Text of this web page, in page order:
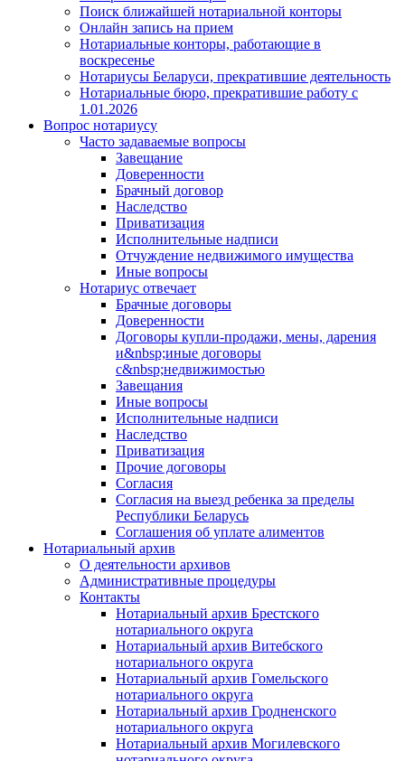
Поиск ближайшей нотариальной конторы
Онлайн запись на прием
Нотариальные конторы, работающие в
воскресенье
Нотариусы Беларуси, прекратившие деятельность
Нотариальные бюро, прекратившие работу с
1.01.2026
Вопрос нотариусу
Часто задаваемые вопросы
Завещание
Доверенности
Брачный договор
Наследство
Приватизация
Исполнительные надписи
Отчуждение недвижимого имущества
Иные вопросы
Нотариус отвечает
Брачные договоры
Доверенности
Договоры купли-продажи, мены, дарения
и&nbsp;иные договоры
с&nbsp;недвижимостью
Завещания
Иные вопросы
Исполнительные надписи
Наследство
Приватизация
Прочие договоры
Согласия
Согласия на выезд ребенка за пределы
Республики Беларусь
Соглашения об уплате алиментов
Нотариальный архив
О деятельности архивов
Административные процедуры
Контакты
Нотариальный архив Брестского
нотариального округа
Нотариальный архив Витебского
нотариального округа
Нотариальный архив Гомельского
нотариального округа
Нотариальный архив Гродненского
нотариального округа
Нотариальный архив Могилевского